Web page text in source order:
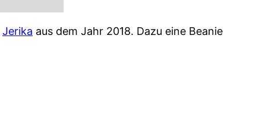
Jerika aus dem Jahr 2018. Dazu eine Beanie